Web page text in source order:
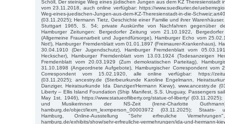
Schöll, Der steinige Weg eines jüdischen Jungen aus dem KZ Theresienstadt
vom 23.11.2018, auch online verfügbar: https://www.suedkurier.de/
Weg-eines-juedischen-Jungen-aus-dem-KZ-Theresienstadt-in-die-
(03.11.2025); Hermann Tietz, Geschichte einer Familie und ihrer
Stuttgart 1965, S. 54; private Auskünfte von Nachfahren gegenüber
Hamburger Zeitungen: Bergedorfer Zeitung vom 21.10.1922,
(Allgemeine Frauenarbeit und Jugendfürsorge), Hamburger Echo vom
Not!), Hamburger Fremdenblatt vom 01.01.1897 (Freimaurer-Krankenhaus),
30.04.1910 (Der Jugendschutz), Hamburger Fremdenblatt vom
Heckscher), Hamburger Fremdenblatt vom 13.03.1924 (Todesanzeigen
Fremdenblatt vom 20.03.1929 (Zum demokratischen Parteitag),
31.10.1898 (Angeordnete Aufgebote), Hamburgischer Correspondent vom
Correspondent vom 15.02.1920, alle online verfügbar: https://
(03.11.2025); ancestry.de (Sterbeurkunde Karoline Engelmann,
Danziger, Heiratsurkunde Ida Danziger/Hermann Kiewy), www.ancestry.de
Liberty – Ellis Island Foundation (Ship Manifest, S.S. Uruguay, Passengers
May 1st, 1946), https://www.statueofliberty.org/statue-of-liberty/
und Musikerinnen der NS-Zeit (Irene-Charlotte Guthmann),
hamburg.de/object/lexm_lexmperson_00003972 (03.11.2025); Staats-
Hamburg, Online-Ausstellung "Sehr erfreuliche Vermehrungen",
hamburg.de/exhibits/show/sehr-erfreuliche-vermehrungen/ida-und-hermann-